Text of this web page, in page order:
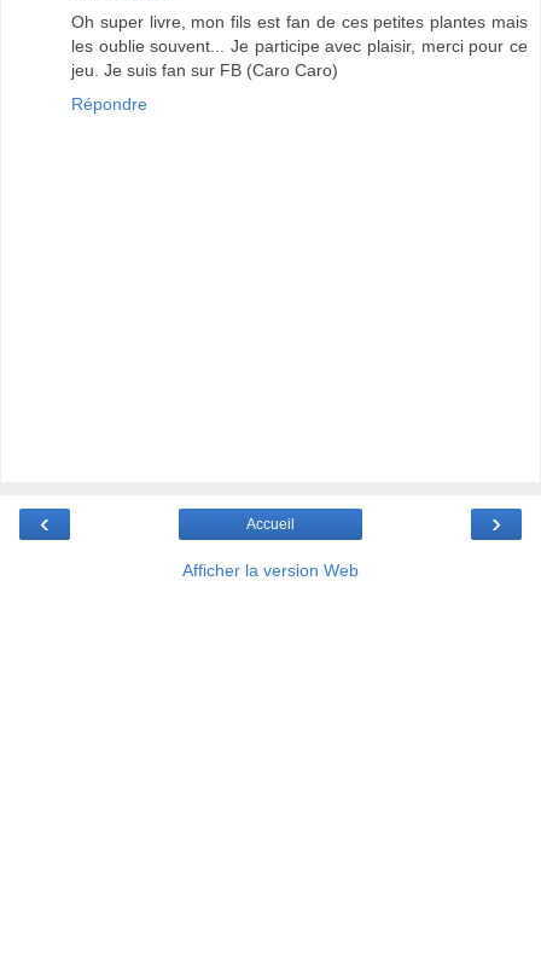
Oh super livre, mon fils est fan de ces petites plantes mais
les oublie souvent... Je participe avec plaisir, merci pour ce
jeu. Je suis fan sur FB (Caro Caro)
Répondre
‹ ›
Accueil
Afficher la version Web